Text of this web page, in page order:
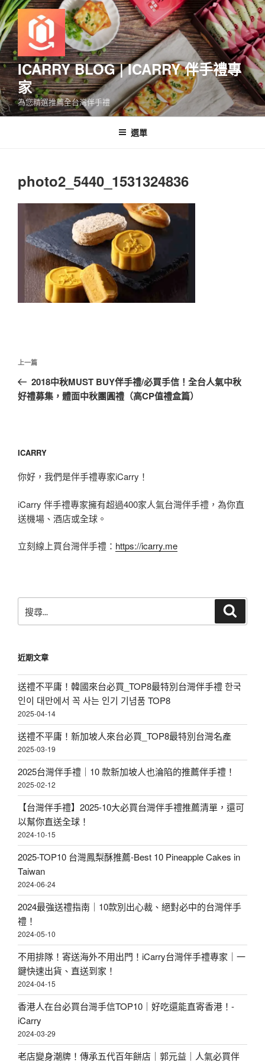
跳
至
主
要
內
容
ICARRY BLOG | ICARRY 伴手禮專
家
為您精選推薦全台灣伴手禮
選單
photo2_5440_1531324836
文
導
覽
上
一
篇
上一篇
2018中秋MUST BUY伴手禮/必買手信！全台人氣中秋
好禮募集，體面中秋團圓禮（高CP值禮盒篇）
ICARRY
你好，我們是伴手禮專家iCarry！
iCarry 伴手禮專家擁有超過400家人氣台灣伴手禮，為你直
送機場、酒店或全球。
立刻線上買台灣伴手禮： https://icarry.me
尋
字:
近期文章
送禮不平庸！韓國來台必買_TOP8最特別台灣伴手禮 한국
인이 대만에서 꼭 사는 인기 기념품 TOP8
2025-04-14
送禮不平庸！新加坡人來台必買_TOP8最特別台灣名產
2025-03-19
2025台灣伴手禮｜10 款新加坡人也淪陷的推薦伴手禮！
2025-02-12
【台灣伴手禮】2025-10大必買台灣伴手禮推薦清單，還可
以幫你直送全球！
2024-10-15
2025-TOP10 台灣鳳梨酥推薦-Best 10 Pineapple Cakes in
Taiwan
2024-06-24
2024最強送禮指南｜10款別出心裁、絕對必中的台灣伴手
禮！
2024-05-10
不用排隊！寄送海外不用出門！iCarry台灣伴手禮專家｜一
鍵快速出貨、直送到家！
2024-04-15
香港人在台必買台灣手信TOP10｜好吃還能直寄香港！-
iCarry
2024-03-29
老店變身潮牌！傳承五代百年餅店｜郭元益｜人氣必買伴